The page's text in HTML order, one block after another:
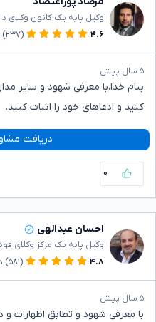
وکیل پایه یک کانون وکلای
۴.۶
(۲۳۷)
۵ سال پیش
بنام خدا،با معرفی شهود و سایر
کنید و ادعاهای خود را اثبات کنید.
دریافت
۰
احسان عبدالهی
وکیل پایه یک مرکز وکلای
۴.۸
(۵۸۱)
۵ سال پیش
با معرفی شهود و تطابق اظهارات و